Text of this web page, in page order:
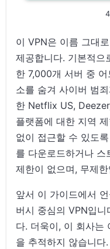
이 VPN은 이름 그대
제공합니다. 기본적
한 7,000개 서버 중
소를 숨겨 사이버 범
한 Netflix US,
플랫폼에 대한 지역
없이 접근할 수 있도
를 다운로드하거나 스
제한이 없으며, 무제
앞서 이 가이드에서
버시 중심의 VPN입
다. 더욱이, 이 회사는
을 추적하지 않습니다